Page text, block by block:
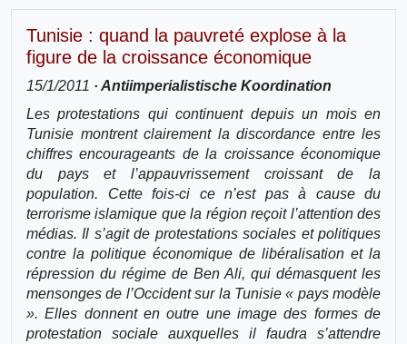
Tunisie : quand la pauvreté explose à la
figure de la croissance économique
15/1/2011 · Antiimperialistische Koordination
Les protestations qui continuent depuis un mois en
Tunisie montrent clairement la discordance entre les
chiffres encourageants de la croissance économique
du pays et l’appauvrissement croissant de la
population. Cette fois-ci ce n’est pas à cause du
terrorisme islamique que la région reçoit l’attention des
médias. Il s’agit de protestations sociales et politiques
contre la politique économique de libéralisation et la
répression du régime de Ben Ali, qui démasquent les
mensonges de l’Occident sur la Tunisie « pays modèle
». Elles donnent en outre une image des formes de
protestation sociale auxquelles il faudra s’attendre